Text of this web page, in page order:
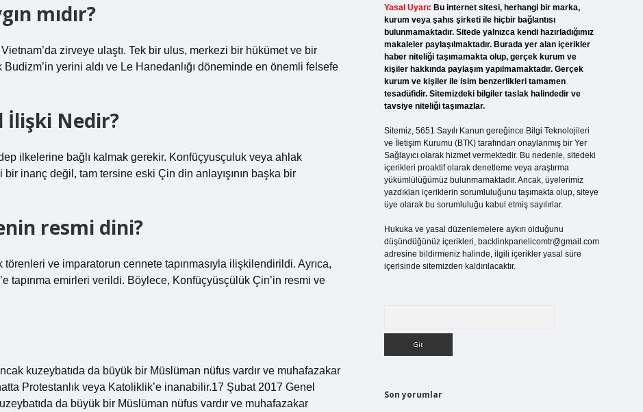
mıdır?
zirveye ulaştı. Tek bir ulus, merkezi bir hükümet ve bir
yerini aldı ve Le Hanedanlığı döneminde en önemli felsefe
İlişki Nedir?
ilkelerine bağlı kalmak gerekir. Konfüçyusçuluk veya ahlak
inanç değil, tam tersine eski Çin din anlayışının başka bir
resmi dini?
ve imparatorun cennete tapınmasıyla ilişkilendirildi. Ayrıca,
tapınma emirleri verildi. Böylece, Konfüçyüsçülük Çin’in resmi ve
kuzeybatıda da büyük bir Müslüman nüfus vardır ve muhafazakar
Protestanlık veya Katoliklik’e inanabilir.17 Şubat 2017 Genel
da büyük bir Müslüman nüfus vardır ve muhafazakar
Yasal Uyarı: Bu internet sitesi, herhangi bir marka,
kurum veya şahıs şirketi ile hiçbir bağlantısı
bulunmamaktadır. Sitede yalnızca kendi hazırladığımız
makaleler paylaşılmaktadır. Burada yer alan içerikler
haber niteliği taşımamakta olup, gerçek kurum ve
kişiler hakkında paylaşım yapılmamaktadır. Gerçek
kurum ve kişiler ile isim benzerlikleri tamamen
tesadüfidir. Sitemizdeki bilgiler taslak halindedir ve
tavsiye niteliği taşımazlar.
Sitemiz, 5651 Sayılı Kanun gereğince Bilgi Teknolojileri
ve İletişim Kurumu (BTK) tarafından onaylanmış bir Yer
Sağlayıcı olarak hizmet vermektedir. Bu nedenle, sitedeki
içerikleri proaktif olarak denetleme veya araştırma
yükümlülüğümüz bulunmamaktadır. Ancak, üyelerimiz
yazdıkları içeriklerin sorumluluğunu taşımakta olup, siteye
üye olarak bu sorumluluğu kabul etmiş sayılırlar.
Hukuka ve yasal düzenlemelere aykırı olduğunu
düşündüğünüz içerikleri, backlinkpanelicomtr@gmail.com
adresine bildirmeniz halinde, ilgili içerikler yasal süre
içerisinde sitemizden kaldırılacaktır.
Son yorumlar